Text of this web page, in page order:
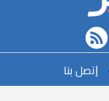
rss feed
ﺇﺗﺼﻞ ﺑﻨﺎ